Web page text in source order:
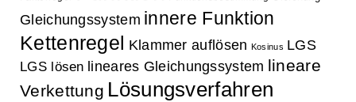
Gleichungssystem innere Funktion
Kettenregel Klammer auflösen Kosinus LGS
LGS lösen lineares Gleichungssystem lineare
Verkettung Lösungsverfahren